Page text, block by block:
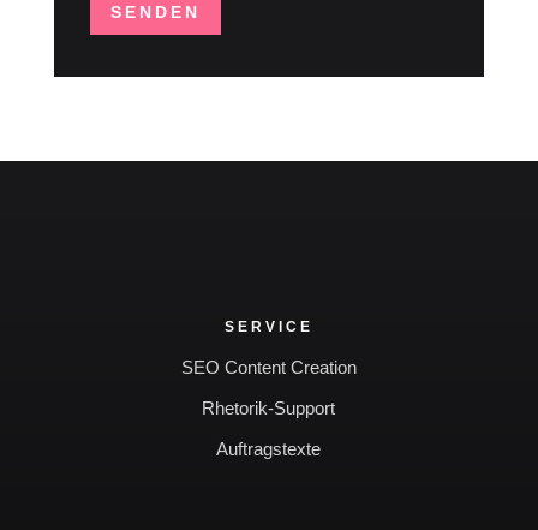
SENDEN
SERVICE
SEO Content Creation
Rhetorik-Support
Auftragstexte